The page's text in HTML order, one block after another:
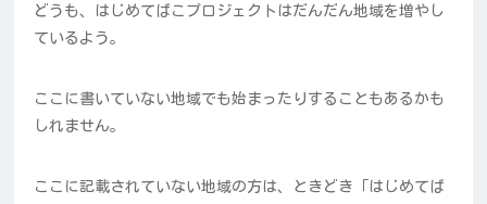
どうも、はじめてばこプロジェクトはだんだん地域を増やし
ているよう。
ここに書いていない地域でも始まったりすることもあるかも
しれません。
ここに記載されていない地域の方は、ときどき「はじめてば